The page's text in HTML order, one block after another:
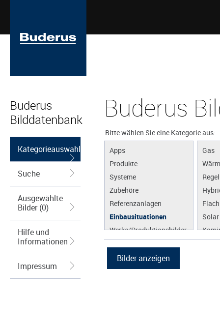
Buderus
Bilddatenbank
Kategorieauswahl
Suche
Ausgewählte
Bilder (0)
Hilfe und
Informationen
Impressum
Buderus
Bitte wählen Sie eine Kategorie aus:
Apps
Produkte
Systeme
Zubehöre
Referenzanlagen
Einbausituationen
Werke/Produktionsbilder
Grafiken
Gas
Solar